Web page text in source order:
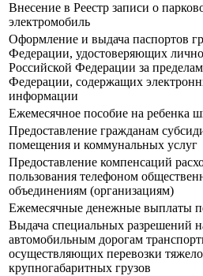
Внесение в Реестр записи о
электромобиль
Оформление и выдача паспортов
Федерации, удостоверяющих
Российской Федерации за
Федерации, содержащих
информации
Ежемесячное пособие на ребенка
Предоставление гражданам
помещения и коммунальных услуг
Предоставление компенсаций
пользования телефоном
объединениям (организациям)
Ежемесячные денежные выплаты
Выдача специальных разрешений
автомобильным дорогам
осуществляющих перевозки
крупногабаритных грузов